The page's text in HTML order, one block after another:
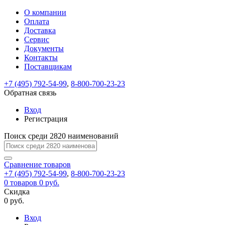
ВходРегистрация
Только
test@example.com
отправлена
по
ней
для
регистрации.
Ок
Только
Запомнить
меня
Забыли
Восстановление
пароля
Заполните
форму.
Мы
отправим
ссылку
на
указанный
электронный
адрес,
перейдя
по
которой
вы
новый
На
вашу
test@test.ru
отправлена
ссылка.
Перейдите
по
для
смены
пароля.
Введите
новый
пароль
Сменить
Пароль
успешно
Войти
Обратная
связь
Сообщение
пользовательского
соглашения
Ваше
сообщение
успешно
О компании
Оплата
Доставка
Сервис
Документы
Контакты
Поставщикам
+7 (495) 792-54-99, 8-800-700-23-23
Обратная связь
Вход
Регистрация
Поиск среди 2820 наименований
Сравнение товаров
+7 (495) 792-54-99, 8-800-700-23-23
0 товаров 0 руб.
Скидка
0 руб.
Вход